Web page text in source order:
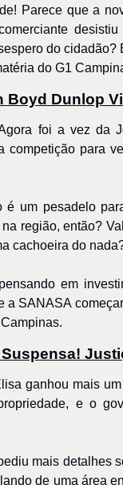
Parece que a
do
do G1
Dunlop
foi a vez da
competição para
é um pesadelo
região, então?
cachoeira do
em
a SANASA
ganhou mais
e o
mais detalhes
de uma área